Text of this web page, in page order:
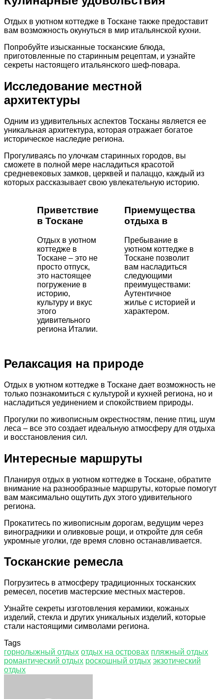
Отдых в уютном коттедже в Тоскане также предоставит
вам возможность окунуться в мир итальянской кухни.
Попробуйте изысканные тосканские блюда,
приготовленные по старинным рецептам, и узнайте
секреты настоящего итальянского шеф-повара.
Исследование местной
архитектуры
Одним из удивительных аспектов Тосканы является ее
уникальная архитектура, которая отражает богатое
историческое наследие региона.
Прогуливаясь по улочкам старинных городов, вы
сможете в полной мере насладиться красотой
средневековых замков, церквей и палаццо, каждый из
которых рассказывает свою увлекательную историю.
Приветствие
в Тоскане
Отдых в уютном
коттедже в
Тоскане – это не
просто отпуск,
это настоящее
погружение в
историю,
культуру и вкус
этого
удивительного
региона Италии.
Приемущества
отдыха в
Пребывание в
уютном коттедже в
Тоскане позволит
вам насладиться
следующими
преимуществами:
Аутентичное
жилье с историей и
характером.
Релаксация на природе
Отдых в уютном коттедже в Тоскане дает возможность не
только познакомиться с культурой и кухней региона, но и
насладиться уединением и спокойствием природы.
Прогулки по живописным окрестностям, пение птиц, шум
леса – все это создает идеальную атмосферу для отдыха
и восстановления сил.
Интересные маршруты
Планируя отдых в уютном коттедже в Тоскане, обратите
внимание на разнообразные маршруты, которые помогут
вам максимально ощутить дух этого удивительного
региона.
Прокатитесь по живописным дорогам, ведущим через
виноградники и оливковые рощи, и откройте для себя
укромные уголки, где время словно останавливается.
Тосканские ремесла
Погрузитесь в атмосферу традиционных тосканских
ремесел, посетив мастерские местных мастеров.
Узнайте секреты изготовления керамики, кожаных
изделий, стекла и других уникальных изделий, которые
стали настоящими символами региона.
Tags
горнолыжный отдых отдых на островах пляжный отдых
романтический отдых роскошный отдых экзотический
отдых